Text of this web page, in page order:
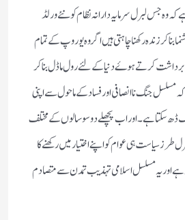
وہ جس لبرل سرمایہ دارانہ نظام کو نئے ورلڈ
بنا کر زندہ رکھنا چاہتی ہیں اگر وہ یوروپ کے تمام
کرتے ہوۓ دنیا کے لئے رول ماڈل بنا کر
مسلسل جنگ ناانصافی اور فساد کے ماحول سے اپنی
ڈھ سکتا ہے ۔اور اب پچھلے دو سو سالوں کے مختلف
طرز سیاست ہی عوام کو اپنے اختیار میں رکھنے کا
ہے اور یہ مسلسل اسلامی تہذیب تمدن سے متصادم